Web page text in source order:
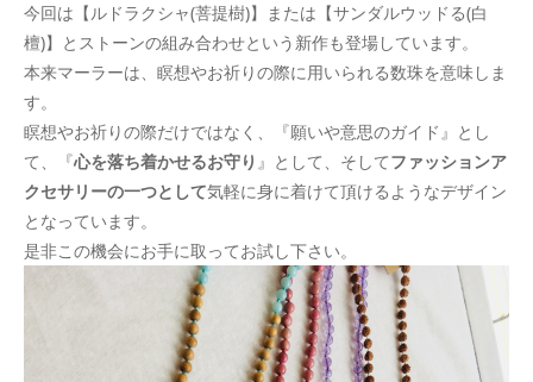
今回は【ルドラクシャ(菩提樹)】または【サンダルウッドる(白
檀)】とストーンの組み合わせという新作も登場しています。
本来マーラーは、瞑想やお祈りの際に用いられる数珠を意味しま
す。
瞑想やお祈りの際だけではなく、『願いや意思のガイド』とし
て、『心を落ち着かせるお守り 』として、そしてファッションア
クセサリーの一つとして気軽に身に着けて頂けるようなデザイン
となっています。
是非この機会にお手に取ってお試し下さい。